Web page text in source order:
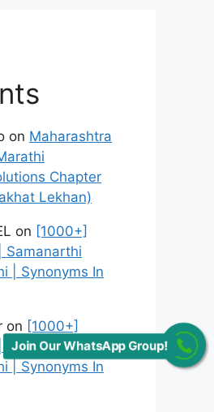
on Maharashtra
Chapter
Lekhan)
on [1000+]
| Samanarthi
| Synonyms In
on [1000+]
| Samanarthi
| Synonyms In
Join Our WhatsApp Group!